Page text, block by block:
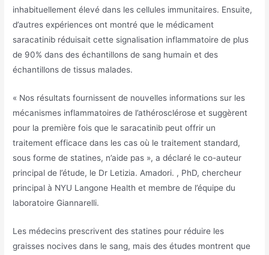
inhabituellement élevé dans les cellules immunitaires. Ensuite,
d’autres expériences ont montré que le médicament
saracatinib réduisait cette signalisation inflammatoire de plus
de 90% dans des échantillons de sang humain et des
échantillons de tissus malades.
« Nos résultats fournissent de nouvelles informations sur les
mécanismes inflammatoires de l’athérosclérose et suggèrent
pour la première fois que le saracatinib peut offrir un
traitement efficace dans les cas où le traitement standard,
sous forme de statines, n’aide pas », a déclaré le co-auteur
principal de l’étude, le Dr Letizia. Amadori. , PhD, chercheur
principal à NYU Langone Health et membre de l’équipe du
laboratoire Giannarelli.
Les médecins prescrivent des statines pour réduire les
graisses nocives dans le sang, mais des études montrent que